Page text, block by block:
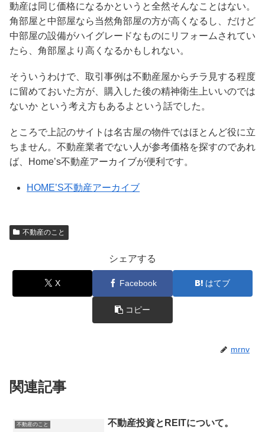
動産は同じ価格になるかというと全然そんなことはない。
角部屋と中部屋なら当然角部屋の方が高くなるし、だけど
中部屋の設備がハイグレードなものにリフォームされてい
たら、角部屋より高くなるかもしれない。
そういうわけで、取引事例は不動産屋からチラ見する程度
に留めておいた方が、購入した後の精神衛生上いいのでは
ないか という考え方もあるよという話でした。
ところで上記のサイトは名古屋の物件ではほとんど役に立
ちません。不動産業者でない人が参考価格を探すのであれ
ば、Home’s不動産アーカイブが便利です。
HOME’S不動産アーカイブ
不動産のこと
シェアする
X Facebook はてブ
コピー
mrnv
関連記事
不動産のこと 不動産投資とREITについて。